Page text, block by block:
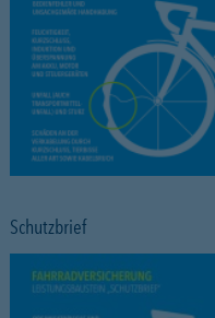
Schutzbrief